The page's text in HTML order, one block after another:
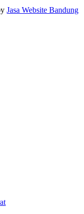
Jasa Website Bandung